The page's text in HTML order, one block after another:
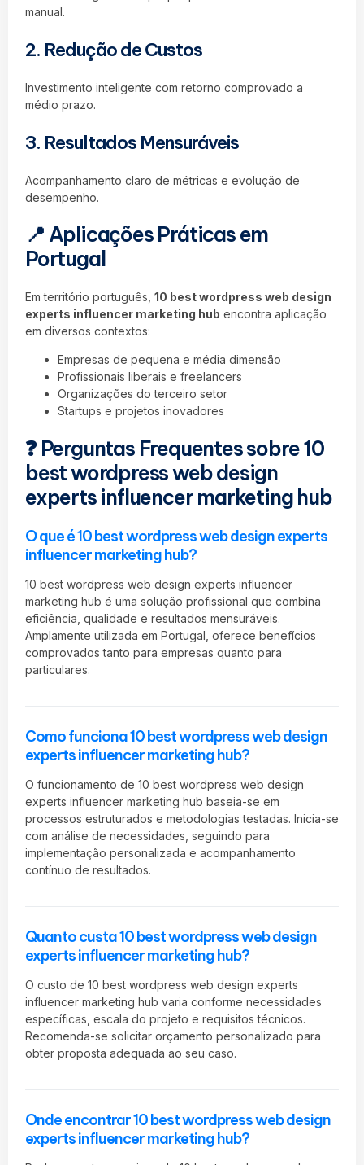
manual.
2. Redução de Custos
Investimento inteligente com retorno comprovado a
médio prazo.
3. Resultados Mensuráveis
Acompanhamento claro de métricas e evolução de
desempenho.
📍 Aplicações Práticas em
Portugal
Em território português, 10 best wordpress web design
experts influencer marketing hub encontra aplicação
em diversos contextos:
Empresas de pequena e média dimensão
Profissionais liberais e freelancers
Organizações do terceiro setor
Startups e projetos inovadores
❓ Perguntas Frequentes sobre 10
best wordpress web design
experts influencer marketing hub
O que é 10 best wordpress web design experts
influencer marketing hub?
10 best wordpress web design experts influencer
marketing hub é uma solução profissional que combina
eficiência, qualidade e resultados mensuráveis.
Amplamente utilizada em Portugal, oferece benefícios
comprovados tanto para empresas quanto para
particulares.
Como funciona 10 best wordpress web design
experts influencer marketing hub?
O funcionamento de 10 best wordpress web design
experts influencer marketing hub baseia-se em
processos estruturados e metodologias testadas. Inicia-se
com análise de necessidades, seguindo para
implementação personalizada e acompanhamento
contínuo de resultados.
Quanto custa 10 best wordpress web design
experts influencer marketing hub?
O custo de 10 best wordpress web design experts
influencer marketing hub varia conforme necessidades
específicas, escala do projeto e requisitos técnicos.
Recomenda-se solicitar orçamento personalizado para
obter proposta adequada ao seu caso.
Onde encontrar 10 best wordpress web design
experts influencer marketing hub?